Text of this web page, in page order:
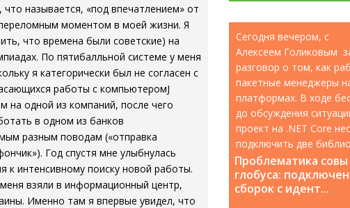
называется, «под впечатлением» от
моментом в моей жизни. Я
что времена были советские) на
По пятибалльной системе у меня
я категорически был не согласен с
работы с компьютеромJ
на одной из компаний, после чего
в одном из банков
разным поводам («отправка
Год спустя мне улыбнулась
к интенсивному поиску новой работы.
взяли в информационный центр,
Именно там я впервые увидел, что
Проблематика совы
глобуса:
сборок с идент...
Сегодня вечером, с
Алексеем Голиковым
разговор о том, как
пакетные менеджеры
платформах. В ходе
до обсуждения
проект на .NET Core
подключить две
которые содержат